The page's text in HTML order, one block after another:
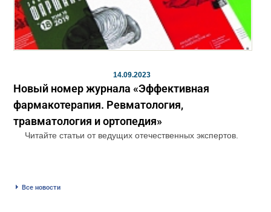
14.09.2023
Новый номер журнала «Эффективная
фармакотерапия. Ревматология,
травматология и ортопедия»
Читайте статьи от ведущих отечественных экспертов.
Все новости